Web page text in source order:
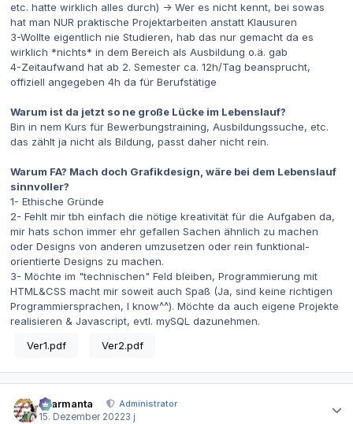
etc. hatte wirklich alles durch) -> Wer es nicht kennt, bei sowas
hat man NUR praktische Projektarbeiten anstatt Klausuren
3-Wollte eigentlich nie Studieren, hab das nur gemacht da es
wirklich *nichts* in dem Bereich als Ausbildung o.ä. gab
4-Zeitaufwand hat ab 2. Semester ca. 12h/Tag beansprucht,
offiziell angegeben 4h da für Berufstätige
Warum ist da jetzt so ne große Lücke im Lebenslauf?
Bin in nem Kurs für Bewerbungstraining, Ausbildungssuche, etc.
das zählt ja nicht als Bildung, passt daher nicht rein.
Warum FA? Mach doch Grafikdesign, wäre bei dem Lebenslauf
sinnvoller?
1- Ethische Gründe
2- Fehlt mir tbh einfach die nötige kreativität für die Aufgaben da,
mir hats schon immer ehr gefallen Sachen ähnlich zu machen
oder Designs von anderen umzusetzen oder rein funktional-
orientierte Designs zu machen.
3- Möchte im "technischen" Feld bleiben, Programmierung mit
HTML&CSS macht mir soweit auch Spaß (Ja, sind keine richtigen
Programmiersprachen, I know^^). Möchte da auch eigene Projekte
realisieren & Javascript, evtl. mySQL dazunehmen.
Ver1.pdf
Ver2.pdf
charmanta
Administrator
15. Dezember 20223 j